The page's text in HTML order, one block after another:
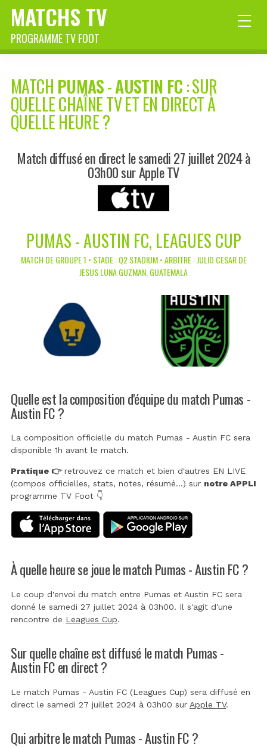
MATCHS TV
PROGRAMME TV FOOT
MATCH PUMAS-AUSTIN FC: SUR
QUELLE CHAÎNE TV ET EN DIRECT À
QUELLE HEURE ?
Match diffusé en direct le samedi 27 juillet 2024 à
03h00 sur Apple TV
PUMAS - AUSTIN FC, LEAGUES CUP
MATCH DE GROUPE 1 • STADE : Q2 STADIUM • ARBITRE : JULIO CESAR DE
JESUS LUNA GUZMAN, GUATEMALA
Quelle est la composition d'équipe du match Pumas -
Austin FC ?
La composition officielle du match Pumas - Austin FC sera
disponible 1h avant le match.
Pratique 👉retrouvez ce match et bien d'autres EN LIVE
(compos officielles, stats, notes, résumé...) sur notre APPLI
programme TV Foot 👇
À quelle heure se joue le match Pumas - Austin FC ?
Le coup d'envoi du match entre Pumas et Austin FC sera
donné le samedi 27 juillet 2024 à 03h00. Il s'agit d'une
rencontre de Leagues Cup.
Sur quelle chaîne est diffusé le match Pumas -
Austin FC en direct ?
Le match Pumas - Austin FC (Leagues Cup) sera diffusé en
direct le samedi 27 juillet 2024 à 03h00 sur Apple TV.
Qui arbitre le match Pumas - Austin FC ?